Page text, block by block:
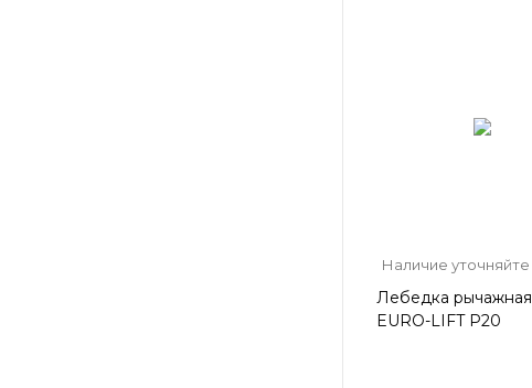
Наличие уточняйте
Лебедка рычажная
EURO-LIFT P20